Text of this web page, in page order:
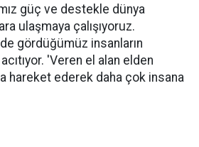
güç ve destekle dünya
ulaşmaya çalışıyoruz.
gördüğümüz insanların
'Veren el alan elden
hareket ederek daha çok insana